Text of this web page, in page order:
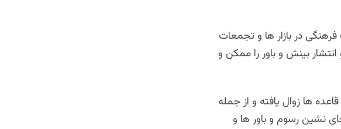
در بازار ها و تجمعات
بینش و باور را ممکن و
ها زوال یافته و از جمله
نشین رسوم و باور ها و